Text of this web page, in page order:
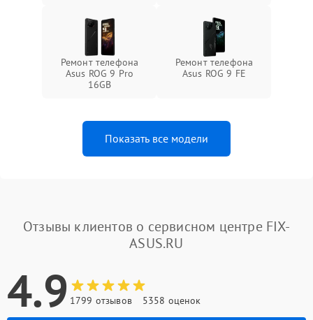
Ремонт телефона
Asus ROG 9 Pro
16GB
Ремонт телефона
Asus ROG 9 FE
Показать все модели
Отзывы клиентов о сервисном центре FIX-
ASUS.RU
4.9 1799 отзывов 5358 оценок